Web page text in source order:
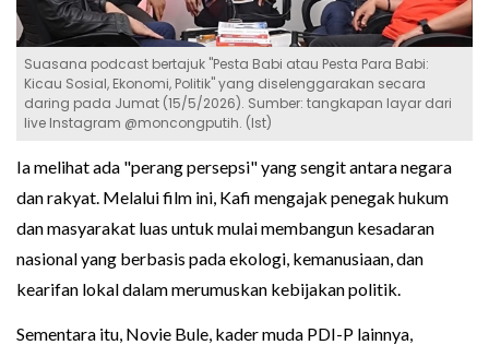
Suasana podcast bertajuk "Pesta Babi atau Pesta Para Babi:
Kicau Sosial, Ekonomi, Politik" yang diselenggarakan secara
daring pada Jumat (15/5/2026). Sumber: tangkapan layar dari
live Instagram @moncongputih. (Ist)
Ia melihat ada "perang persepsi" yang sengit antara negara
dan rakyat. Melalui film ini, Kafi mengajak penegak hukum
dan masyarakat luas untuk mulai membangun kesadaran
nasional yang berbasis pada ekologi, kemanusiaan, dan
kearifan lokal dalam merumuskan kebijakan politik.
Sementara itu, Novie Bule, kader muda PDI-P lainnya,